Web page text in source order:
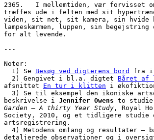
2365.   I mellemtiden, vær forvisset
træffes ude i felten med sit
viden, sit net, sit kamera, sin hvide
lampeskærmen, luppen, sin
for alt levende.
---
Noter:
  1) Se
Besøg ved digterens bord
fra i
  2) Gengivet i bl.a. digtet
Båret af
afsnittet En tur i klitten i
beskrivelse i Jennifer Owens to
Garden – A thirty Year Study , Royal
Society, 2010, og et tidligere studie
artsregistrering.